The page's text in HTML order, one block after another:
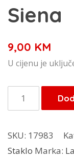
Siena
9,00 KM
U cijenu je
Čaše
na
6/1
Siena
SKU: 17983
Staklo Marka: